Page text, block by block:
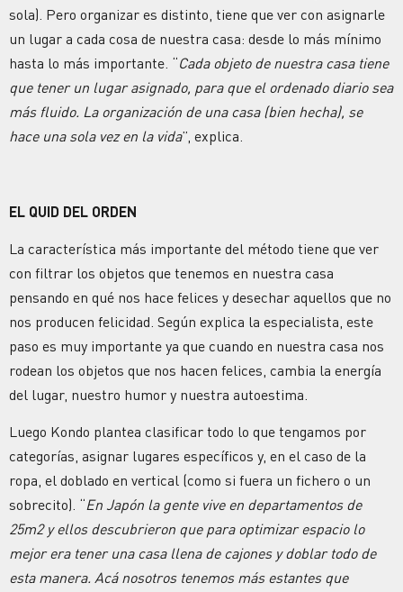
sola). Pero organizar es distinto, tiene que ver con asignarle
un lugar a cada cosa de nuestra casa: desde lo más mínimo
hasta lo más importante. “Cada objeto de nuestra casa tiene
que tener un lugar asignado, para que el ordenado diario sea
más fluido. La organización de una casa (bien hecha), se
hace una sola vez en la vida”, explica.
EL QUID DEL ORDEN
La característica más importante del método tiene que ver
con filtrar los objetos que tenemos en nuestra casa
pensando en qué nos hace felices y desechar aquellos que no
nos producen felicidad. Según explica la especialista, este
paso es muy importante ya que cuando en nuestra casa nos
rodean los objetos que nos hacen felices, cambia la energía
del lugar, nuestro humor y nuestra autoestima.
Luego Kondo plantea clasificar todo lo que tengamos por
categorías, asignar lugares específicos y, en el caso de la
ropa, el doblado en vertical (como si fuera un fichero o un
sobrecito). “En Japón la gente vive en departamentos de
25m2 y ellos descubrieron que para optimizar espacio lo
mejor era tener una casa llena de cajones y doblar todo de
esta manera. Acá nosotros tenemos más estantes que